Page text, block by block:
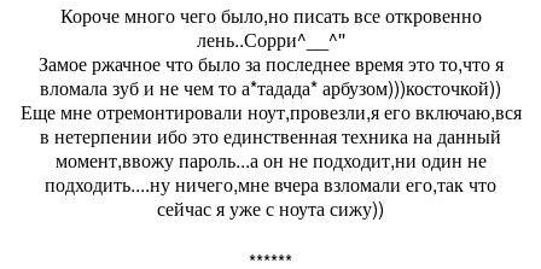
Короче много чего было,но писать все откровенно
лень..Сорри^__^''
Замое ржачное что было за последнее время это то,что я
вломала зуб и не чем то а*тадада* арбузом)))косточкой))
Еще мне отремонтировали ноут,провезли,я его включаю,вся
в нетерпении ибо это единственная техника на данный
момент,ввожу пароль...а он не подходит,ни один не
подходить....ну ничего,мне вчера взломали его,так что
сейчас я уже с ноута сижу))
******